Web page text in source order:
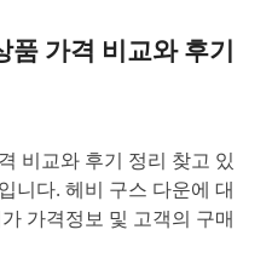
품 가격 비교와 후기
비교와 후기 정리 찾고 있
니다. 헤비 구스 다운에 대
가격정보 및 고객의 구매